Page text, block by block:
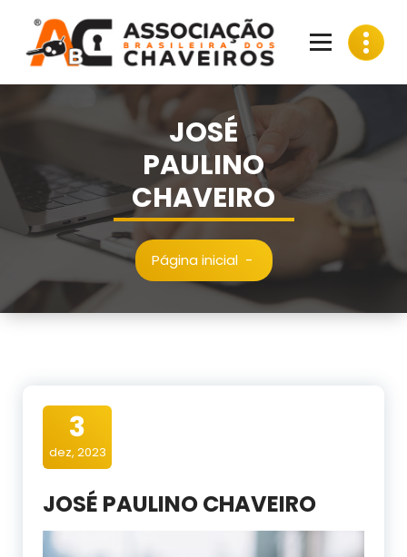
conteúdo
JOSÉ
PAULINO
CHAVEIRO
Página inicial-
3
dez, 2023
JOSÉ PAULINO CHAVEIRO